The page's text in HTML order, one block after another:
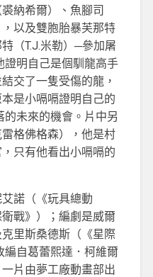
納希爾）、魚腳司
，以及雙胞胎暴芙那特
（T.J.米勒）─參加屠
證明自己是個馴龍高手
交了一隻受傷的龍，
是小嗝嗝證明自己的
未來的機會。片中另
格佛格森），他是村
只有他看出小嗝嗝的
諾（《玩具總動
戰》）；編劇是威爾
里斯桑德斯（《星際
編自葛蕾熙達．柯維爾
片由夢工廠動畫部出